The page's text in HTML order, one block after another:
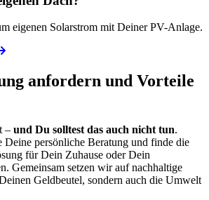
eigenen Solarstrom mit Deiner PV-Anlage.
anfordern und Vorteile
– und Du solltest das auch nicht tun.
Deine persönliche Beratung und finde die
für Dein Zuhause oder Dein
Gemeinsam setzen wir auf nachhaltige
Geldbeutel, sondern auch die Umwelt